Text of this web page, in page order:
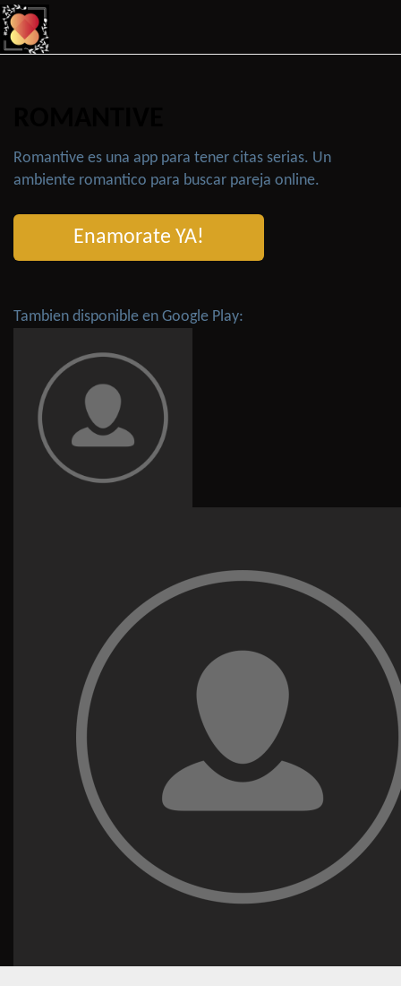
Romantive es una app para tener citas serias. Un
ambiente romantico para buscar pareja online.
Enamorate YA!
Tambien disponible en Google Play: